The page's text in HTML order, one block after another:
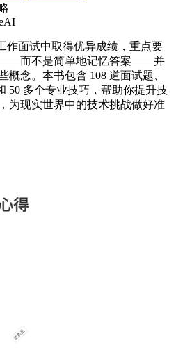
作面试中取得优异成绩，重点要
——而不是简单地记忆答案——并
概念。本书包含 108 道面试题、
50 多个专业技巧，帮助你提升技
为现实世界中的技术挑战做好准